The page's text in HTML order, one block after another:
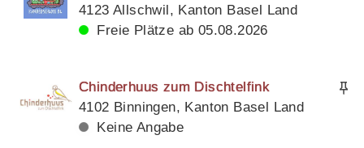
4123 Allschwil, Kanton Basel Land
Freie Plätze ab 05.08.2026
Chinderhuus zum Dischtelfink
4102 Binningen, Kanton Basel Land
Keine Angabe